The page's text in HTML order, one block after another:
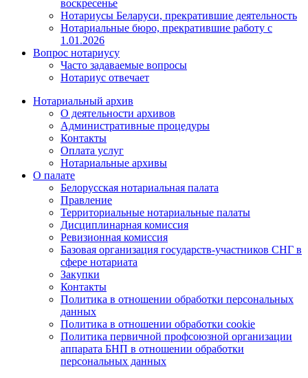
воскресенье
Нотариусы Беларуси, прекратившие деятельность
Нотариальные бюро, прекратившие работу с
1.01.2026
Вопрос нотариусу
Часто задаваемые вопросы
Нотариус отвечает
Нотариальный архив
О деятельности архивов
Административные процедуры
Контакты
Оплата услуг
Нотариальные архивы
О палате
Белорусская нотариальная палата
Правление
Территориальные нотариальные палаты
Дисциплинарная комиссия
Ревизионная комиссия
Базовая организация государств-участников СНГ в
сфере нотариата
Закупки
Контакты
Политика в отношении обработки персональных
данных
Политика в отношении обработки cookie
Политика первичной профсоюзной организации
аппарата БНП в отношении обработки
персональных данных